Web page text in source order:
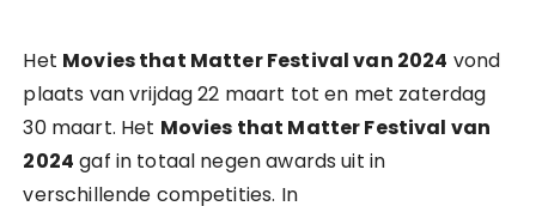
Het Movies that Matter Festival van 2024 vond
plaats van vrijdag 22 maart tot en met zaterdag
30 maart. Het Movies that Matter Festival van
2024 gaf in totaal negen awards uit in
verschillende competities. In